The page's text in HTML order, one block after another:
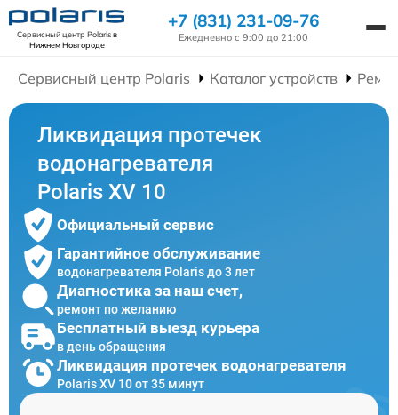
Сервисный центр Polarisв
Нижнем Новгороде
+7 (831) 231-09-76
Ежедневно с 9:00 до 21:00
Сервисный центр Polaris Каталог устройств
Ликвидация протечек
водонагревателя
Polaris XV 10
Официальный сервис
Гарантийное обслуживание
водонагревателя Polaris до 3 лет
Диагностика за наш счет,
ремонт по желанию
Бесплатный выезд курьера
в день обращения
Ликвидация протечек водонагревателя
Polaris XV 10 от 35 минут